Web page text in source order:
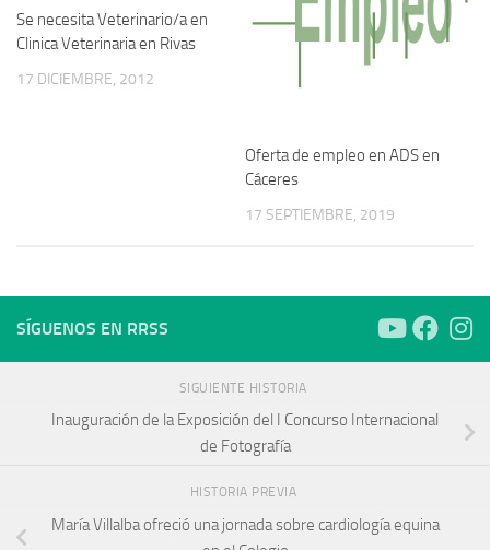
Se necesita Veterinario/a en
Clinica Veterinaria en Rivas
17 DICIEMBRE, 2012
Oferta de empleo en ADS en
Cáceres
17 SEPTIEMBRE, 2019
SÍGUENOS EN RRSS
SIGUIENTE HISTORIA
Inauguración de la Exposición del I Concurso Internacional
de Fotografía
HISTORIA PREVIA
María Villalba ofreció una jornada sobre cardiología equina